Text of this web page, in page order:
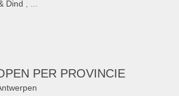
Dind , ...
PER PROVINCIE